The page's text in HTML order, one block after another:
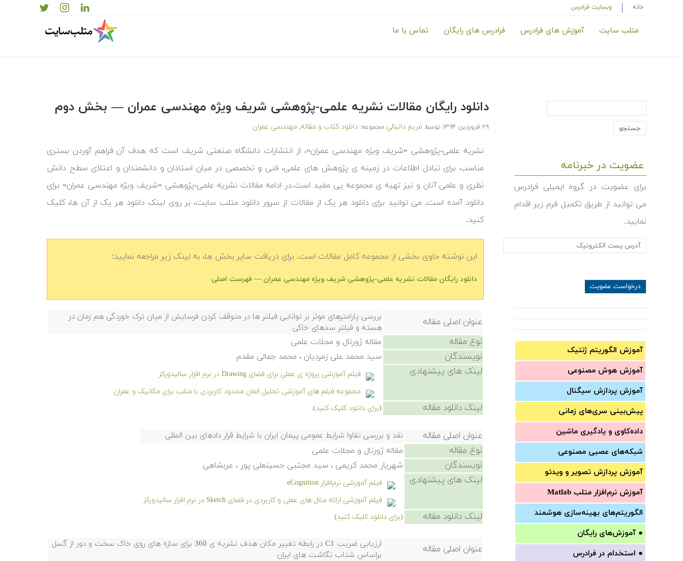
خانه وبسایت فرادرس
متلب سایت آموزش های فرادرس فرادرس های رایگان تماس با ما
عضویت در خبرنامه
برای عضویت در گروه ایمیلی فرادرس
می توانید از طریق تکمیل فرم زیر اقدام
نمایید.
آموزش الگوریتم ژنتیک
آموزش‌ هوش مصنوعی
آموزش‌ پردازش سیگنال
پیش‌‌بینی سری‌‌های زمانی
داده‌کاوی و یادگیری ماشین
شبکه‌های عصبی مصنوعی
آموزش‌ پردازش تصویر و ویدئو
آموزش‌ نرم‌افزار متلب Matlab
الگوریتم‌های بهینه‌سازی هوشمند
● آموزش‌های رایگان
● استخدام در فرادرس
دانلود رایگان مقالات نشریه علمی-پژوهشی شریف ویژه مهندسی عمران — بخش دوم
۲۹ فروردین ۱۳۹۴ توسط مریم دانیالی مجموعه: دانلود کتاب و مقاله, مهندسی عمران
نشریه علمی-پژوهشی «شریف ویژه مهندسی عمران»، از انتشارات دانشگاه صنعتی شریف است که هدف آن فراهم آوردن بستری
مناسب برای تبادل اطلاعات در زمینه ی پژوهش های علمی، فنی و تخصصی در میان استادان و دانشمندان و اعتلای سطح دانش
نظری و علمی آنان و نیز تهیه ی مجموعه یی مفید است.در ادامه مقالات نشریه علمی-پژوهشی «شریف ویژه مهندسی عمران» برای
دانلود آمده است. می توانید برای دانلود هر یک از مقالات از سرور دانلود متلب سایت، بر روی لینک دانلود هر یک از آن ها، کلیک
کنید.
این نوشته حاوی بخشی از مجموعه کامل مقالات است. برای دریافت سایر بخش ها، به لینک زیر مراجعه نمایید:
دانلود رایگان مقالات نشریه علمی-پژوهشی شریف ویژه مهندسی عمران — فهرست اصلی
عنوان اصلی مقاله
بررسی پارامترهای موثر بر توانایی فیلتر ها در متوقف کردن فرسایش از میان ترک خوردگی هم زمان در
هسته و فیلتر سدهای خاکی
نوع مقاله مقاله ژورنال و مجلات علمی
نویسندگان سید محمد علی زمردیان ، محمد جمالی مقدم
لینک های پیشنهادی
فیلم آموزشی پروژه ی عملی برای فضای Drawing در نرم افزار سالیدورکز
مجموعه فیلم های آموزشی تحلیل المان محدود کاربردی با متلب برای مکانیک و عمران
لینک دانلود مقاله (برای دانلود کلیک کنید)
عنوان اصلی مقاله نقد و بررسی تقاوا شرایط عمومی پیمان ایران با شرایط قرار دادهای بین المللی
نوع مقاله مقاله ژورنال و مجلات علمی
نویسندگان شهریار محمد کریمی ، سید مجتبی حسینعلی پور ، عربشاهی
لینک های پیشنهادی
فیلم آموزشی نرم‌افزار eCognition
فیلم آموزشی ارائه مثال های عملی و کاربردی در فضای Sketch در نرم افزار سالیدورکز
لینک دانلود مقاله (برای دانلود کلیک کنید)
عنوان اصلی مقاله
ارزیابی ضریب C1 در رابطه تغییر مکان هدف نشریه ی 360 برای سازه های روی خاک سخت و دور از گسل
براساس شتاب نگاشت های ایران